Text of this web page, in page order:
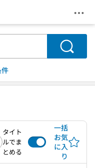
メ
検索
タイト
ルでま
とめる
一括
お気
に入
り